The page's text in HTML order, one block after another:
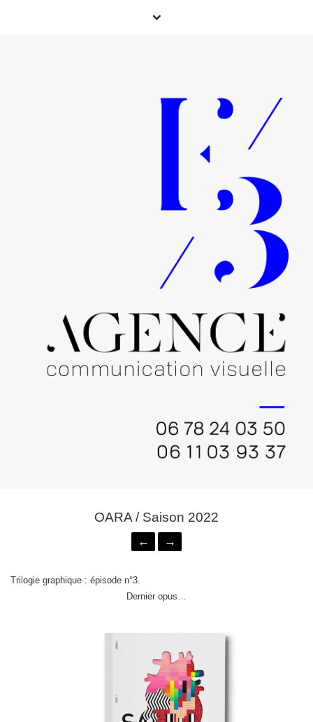
OARA / Saison 2022
← →
Trilogie graphique : épisode n°3.
Dernier opus…